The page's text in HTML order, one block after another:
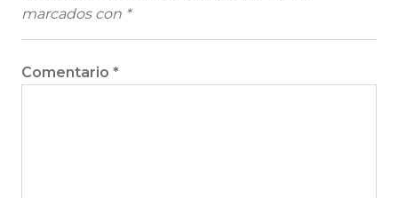
marcados con *
Comentario *